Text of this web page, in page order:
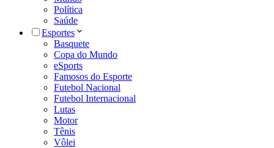
Política
Saúde
Esportes
Basquete
Copa do Mundo
eSports
Famosos do Esporte
Futebol Nacional
Futebol Internacional
Lutas
Motor
Tênis
Vôlei